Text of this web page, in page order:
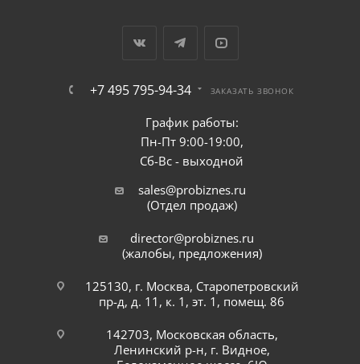
+7 495 795-94-34 ЗАКАЗАТЬ ЗВОНОК
График работы:
Пн-Пт 9:00-19:00,
Сб-Вс - выходной
sales@probiznes.ru
(Отдел продаж)
director@probiznes.ru
(жалобы, предложения)
125130, г. Москва, Старопетровский
пр-д, д. 11, к. 1, эт. 1, помещ. 86
142703, Московская область,
Ленинский р-н, г. Видное,